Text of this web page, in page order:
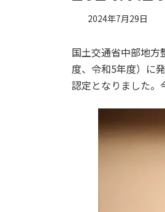
2024年7月29日
国土交通省中部地
度、令和5年度）に
認定となりました。